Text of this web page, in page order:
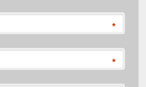
*
*